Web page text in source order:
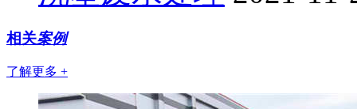
相关案例
了解更多 +